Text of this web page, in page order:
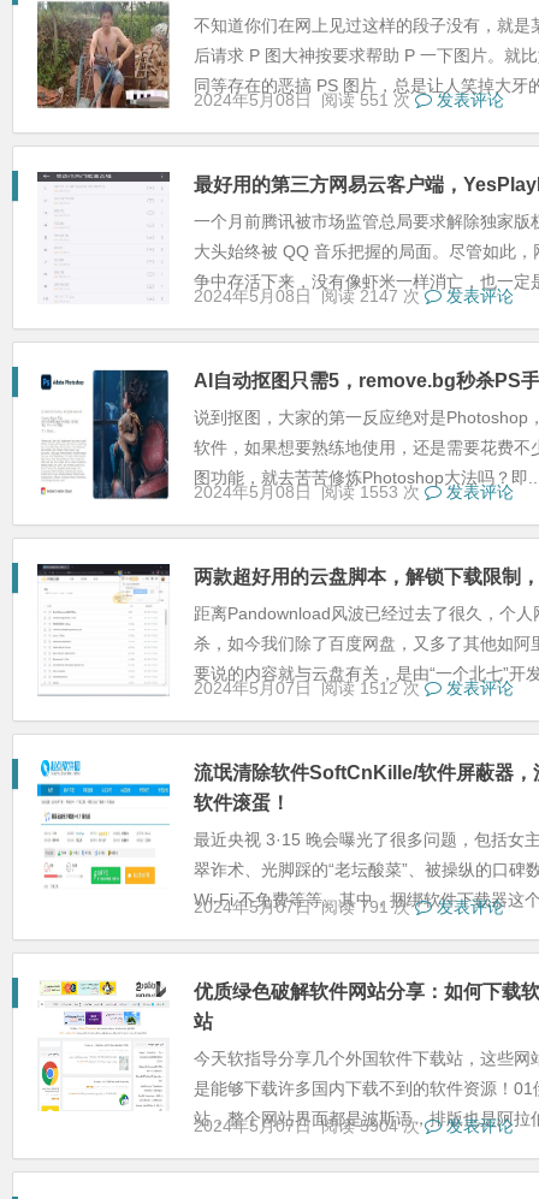
不知道你们在网上见过这样的段子没有，就
后请求 P 图大神按要求帮助 P 一下图片。就
同等存在的恶搞 PS 图片，总是让人笑掉大牙
2024年5月08日 阅读 551 次 发表评论
最好用的第三方网易云客户端，
一个月前腾讯被市场监管总局要求解除独家
大头始终被 QQ 音乐把握的局面。尽管如此
争中存活下来，没有像虾米一样消亡，也一定
2024年5月08日 阅读 2147 次 发表评论
AI自动抠图只需5，remove.bg秒杀PS
说到抠图，大家的第一反应绝对是Photoshop
软件，如果想要熟练地使用，还是需要花费
图功能，就去苦苦修炼Photoshop大法吗？即
2024年5月08日 阅读 1553 次 发表评论
两款超好用的云盘脚本，解锁下载限制
距离Pandownload风波已经过去了很久，个
杀，如今我们除了百度网盘，又多了其他如
要说的内容就与云盘有关，是由“一个北七”开
2024年5月07日 阅读 1512 次 发表评论
流氓清除软件SoftCnKille/软件屏蔽器，
软件滚蛋！
最近央视 3·15 晚会曝光了很多问题，包括女
翠诈术、光脚踩的“老坛酸菜”、被操纵的口碑
Wi-Fi 不免费等等。其中，捆绑软件下载器这
2024年5月07日 阅读 791 次 发表评论
优质绿色破解软件网站分享：如何下载
站
今天软指导分享几个外国软件下载站，这些
是能够下载许多国内下载不到的软件资源！
站，整个网站界面都是波斯语，排版也是阿拉
2024年5月07日 阅读 5904 次 发表评论